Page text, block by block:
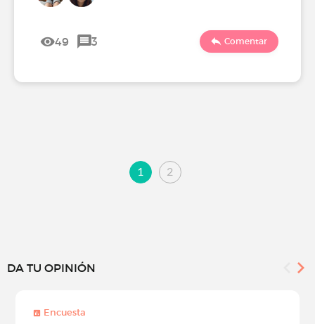
49 3 Comentar
1 2
DA TU OPINIÓN
Encuesta